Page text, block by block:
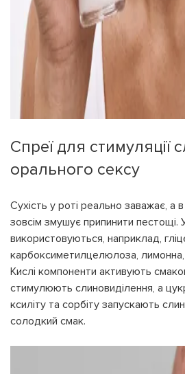
Спреї для стимуляції
орального сексу
Сухість у роті реально заважає, а
зовсім змушує припинити пестощі.
використовуються, наприклад,
карбоксиметилцелюлоза,
Кислі компоненти активують
стимулюють слиновиділення, а
ксиліту та сорбіту запускають
солодкий смак.